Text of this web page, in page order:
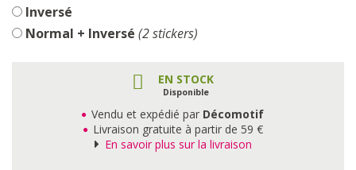
Inversé
Normal + Inversé (2 stickers)
EN STOCK
Disponible
Vendu et expédié par Décomotif
Livraison gratuite à partir de 59 €
En savoir plus sur la livraison